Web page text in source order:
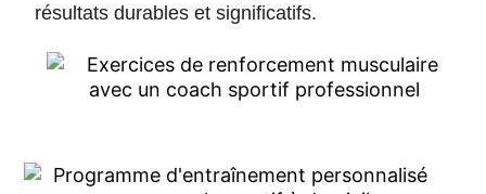
résultats durables et significatifs.